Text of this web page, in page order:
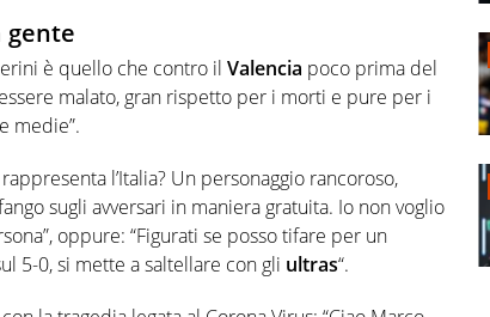
gente
è quello che contro il Valencia poco prima del
malato, gran rispetto per i morti e pure per i
medie”.
l’Italia? Un personaggio rancoroso,
sugli avversari in maniera gratuita. Io non voglio
oppure: “Figurati se posso tifare per un
5-0, si mette a saltellare con gli ultras“.